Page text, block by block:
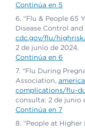
Continúa en 5
“Flu & People 65
Disease Control
cdc.gov/flu/
2 de junio de 2024.
Continúa en 6
“Flu During
Association,
complications/flu-
consulta: 2 de junio
Continúa en 7
“People at Higher